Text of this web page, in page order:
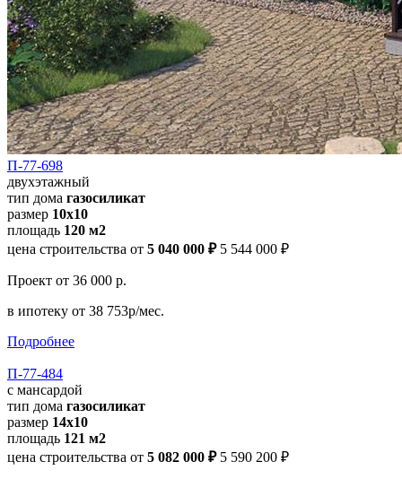
П-77-698
двухэтажный
тип дома газосиликат
размер 10x10
площадь 120 м2
цена строительства от 5 040 000 ₽ 5 544 000 ₽
Проект от 36 000 р.
в ипотеку от 38 753р/мес.
Подробнее
П-77-484
с мансардой
тип дома газосиликат
размер 14х10
площадь 121 м2
цена строительства от 5 082 000 ₽ 5 590 200 ₽